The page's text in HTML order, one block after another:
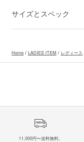
サイズとスペック
Home / LADIES ITEM / レディース
11,000円〜送料無料。